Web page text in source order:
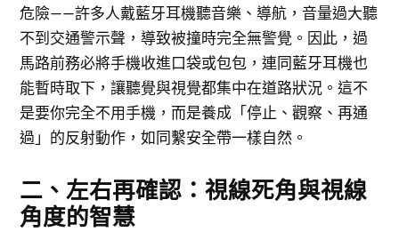
危險——許多人戴藍牙耳機聽音樂、導航，音量過大聽
不到交通警示聲，導致被撞時完全無警覺。因此，過
馬路前務必將手機收進口袋或包包，連同藍牙耳機也
能暫時取下，讓聽覺與視覺都集中在道路狀況。這不
是要你完全不用手機，而是養成「停止、觀察、再通
過」的反射動作，如同繫安全帶一樣自然。
二、左右再確認：視線死角與視線
角度的智慧